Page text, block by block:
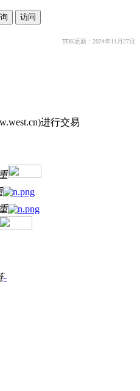
TDK更新：2024年11月27日
进行交易
-